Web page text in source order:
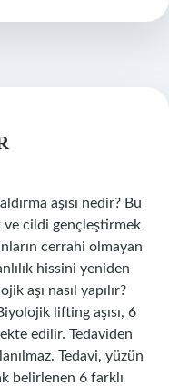
aşısı nedir? Bu
ve cildi gençleştirmek
cerrahi olmayan
hissini yeniden
aşı nasıl yapılır?
lifting aşısı, 6
edilir. Tedaviden
Tedavi, yüzün
belirlenen 6 farklı